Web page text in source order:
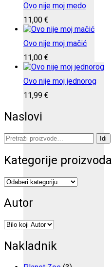
Ovo nije moj medo
11,00 €
Ovo nije moj mačić
11,00 €
Ovo nije moj jednorog
11,99 €
Naslovi
Pretraži: Idi
Kategorije proizvoda
Autor
Nakladnik